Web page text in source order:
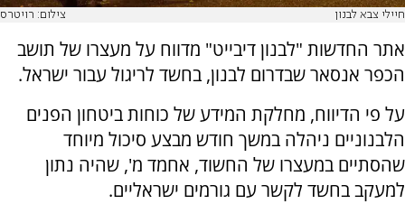
חיילי צבא לבנון צילום: רויטרס
אתר החדשות "לבנון דיבייט" מדווח על מעצרו של תושב
הכפר אנסאר שבדרום לבנון, בחשד לריגול עבור ישראל.
על פי הדיווח, מחלקת המידע של כוחות ביטחון הפנים
הלבנוניים ניהלה במשך חודש מבצע סיכול מיוחד
שהסתיים במעצרו של החשוד, אחמד מ', שהיה נתון
למעקב בחשד לקשר עם גורמים ישראליים.